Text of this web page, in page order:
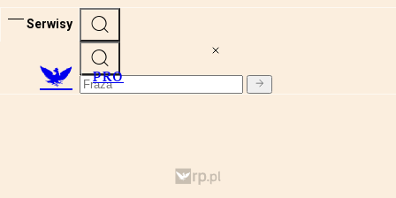
Serwisy
PRO